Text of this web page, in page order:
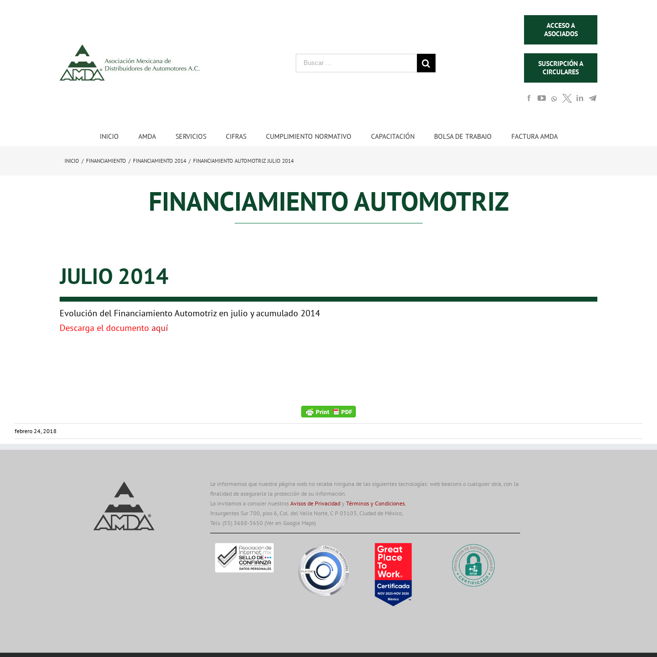
ACCESO A
ASOCIADOS
SUSCRIPCIÓN A
CIRCULARES
INICIO AMDA SERVICIOS CIFRAS CUMPLIMIENTO NORMATIVO CAPACITACIÓN BOLSA DE TRABAJO FACTURA AMDA
INICIO / FINANCIAMIENTO / FINANCIAMIENTO 2014 / FINANCIAMIENTO AUTOMOTRIZ JULIO 2014
FINANCIAMIENTO AUTOMOTRIZ
JULIO 2014
Evolución del Financiamiento Automotriz en julio y acumulado 2014
Descarga el documento aquí
febrero 24, 2018
Le informamos que nuestra página web no recaba ninguna de las siguientes tecnologías: web beacons o cualquier otra, con la
finalidad de asegurarle la protección de su información.
Lo invitamos a conocer nuestros Avisos de Privacidad y Términos y Condiciones.
Insurgentes Sur 700, piso 6, Col. del Valle Norte, C.P. 03103, Ciudad de México,
Tels. (55) 3688-3650 (Ver en Google Maps)